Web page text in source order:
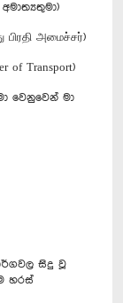
பிரதி அமைச்சர்)
of Transport)
වෙනුවෙන් මා
සිදු වූ
හරස්